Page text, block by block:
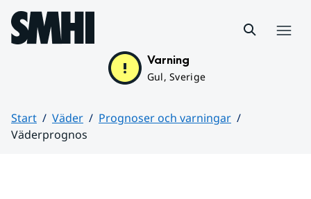
Hoppa till sidans innehåll
Varning
Gul, Sverige
Start Väder
Prognoser och varningar
Väderprognos